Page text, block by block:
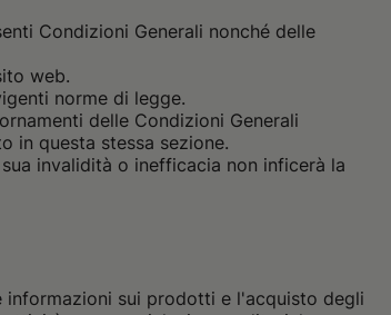
Condizioni Generali nonché delle
web.
norme di legge.
delle Condizioni Generali
in questa stessa sezione.
invalidità o inefficacia non inficerà la
informazioni sui prodotti e l'acquisto degli